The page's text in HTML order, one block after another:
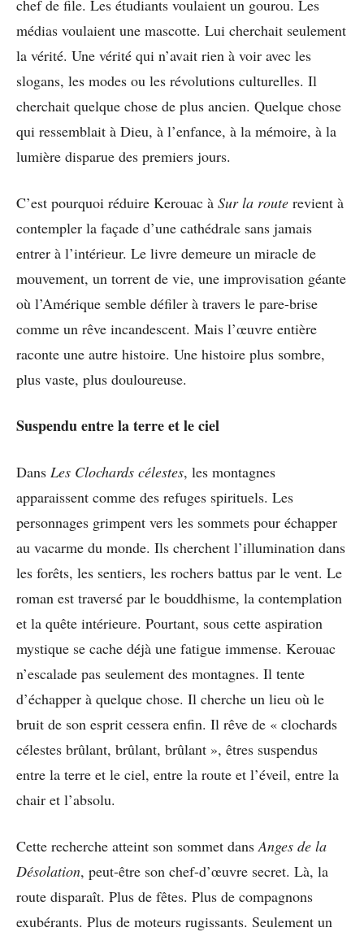
chef de file. Les étudiants voulaient un gourou. Les
médias voulaient une mascotte. Lui cherchait seulement
la vérité. Une vérité qui n’avait rien à voir avec les
slogans, les modes ou les révolutions culturelles. Il
cherchait quelque chose de plus ancien. Quelque chose
qui ressemblait à Dieu, à l’enfance, à la mémoire, à la
lumière disparue des premiers jours.
C’est pourquoi réduire Kerouac à Sur la route revient à
contempler la façade d’une cathédrale sans jamais
entrer à l’intérieur. Le livre demeure un miracle de
mouvement, un torrent de vie, une improvisation géante
où l’Amérique semble défiler à travers le pare-brise
comme un rêve incandescent. Mais l’œuvre entière
raconte une autre histoire. Une histoire plus sombre,
plus vaste, plus douloureuse.
Suspendu entre la terre et le ciel
Dans Les Clochards célestes, les montagnes
apparaissent comme des refuges spirituels. Les
personnages grimpent vers les sommets pour échapper
au vacarme du monde. Ils cherchent l’illumination dans
les forêts, les sentiers, les rochers battus par le vent. Le
roman est traversé par le bouddhisme, la contemplation
et la quête intérieure. Pourtant, sous cette aspiration
mystique se cache déjà une fatigue immense. Kerouac
n’escalade pas seulement des montagnes. Il tente
d’échapper à quelque chose. Il cherche un lieu où le
bruit de son esprit cessera enfin. Il rêve de « clochards
célestes brûlant, brûlant, brûlant », êtres suspendus
entre la terre et le ciel, entre la route et l’éveil, entre la
chair et l’absolu.
Cette recherche atteint son sommet dans Anges de la
Désolation, peut-être son chef-d’œuvre secret. Là, la
route disparaît. Plus de fêtes. Plus de compagnons
exubérants. Plus de moteurs rugissants. Seulement un